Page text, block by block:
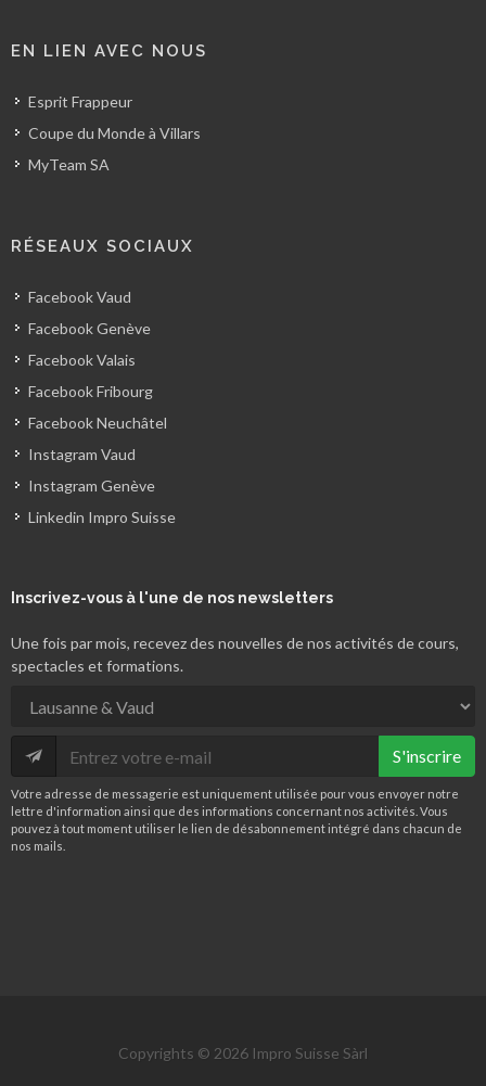
EN LIEN AVEC NOUS
Esprit Frappeur
Coupe du Monde à Villars
MyTeam SA
RÉSEAUX SOCIAUX
Facebook Vaud
Facebook Genève
Facebook Valais
Facebook Fribourg
Facebook Neuchâtel
Instagram Vaud
Instagram Genève
Linkedin Impro Suisse
Inscrivez-vous à l'une de nos newsletters
Une fois par mois, recevez des nouvelles de nos activités de cours,
spectacles et formations.
S'inscrire
Votre adresse de messagerie est uniquement utilisée pour vous envoyer notre
lettre d'information ainsi que des informations concernant nos activités. Vous
pouvez à tout moment utiliser le lien de désabonnement intégré dans chacun de
nos mails.
Copyrights © 2026 Impro Suisse Sàrl